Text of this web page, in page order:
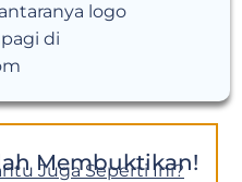
logo
di
Membuktikan!
Juga Seperti Ini?